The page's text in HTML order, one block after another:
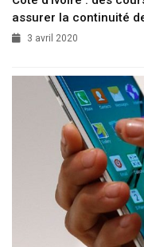
assurer la continuité
3 avril 2020